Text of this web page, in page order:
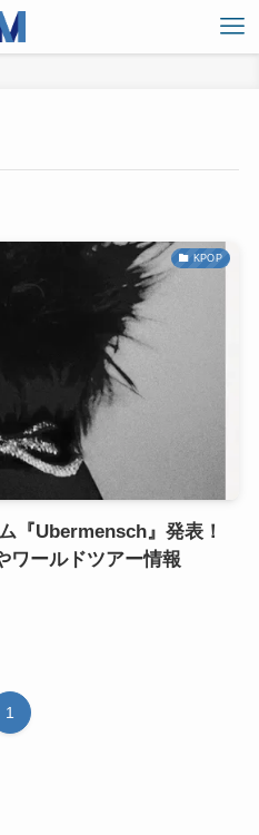
KPOP
『Ubermensch』発表！
ワールドツアー情報
1